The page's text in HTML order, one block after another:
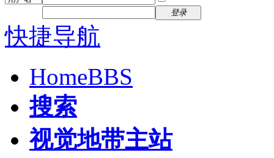
登录
快捷导航
HomeBBS
搜索
视觉地带主站